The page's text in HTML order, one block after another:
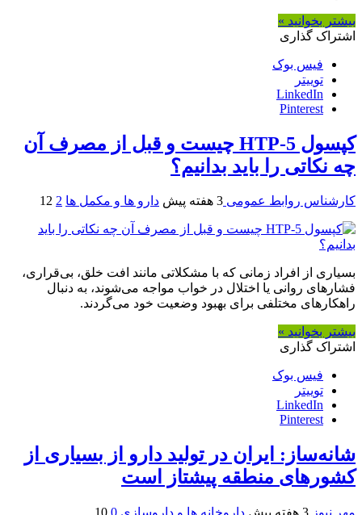
بیشتر بخوانید »
اشتراک گذاری
فیس بوک
توییتر
LinkedIn
Pinterest
کپسول 5-HTP چیست و قبل از مصرف آن
چه نکاتی را باید بدانیم؟
کارشناس روابط عمومی 3 هفته پیش دارو ها و مکمل ها 2
12
بسیاری از افراد زمانی که با مشکلاتی مانند افت خلق، بی‌قراری،
فشارهای روانی یا اختلال در خواب مواجه می‌شوند، به دنبال
راهکارهای مختلفی برای بهبود وضعیت خود می‌گردند.
بیشتر بخوانید »
اشتراک گذاری
فیس بوک
توییتر
LinkedIn
Pinterest
شانه‌ساز: ایران در تولید دارو از بسیاری از
کشورهای منطقه پیشتاز است